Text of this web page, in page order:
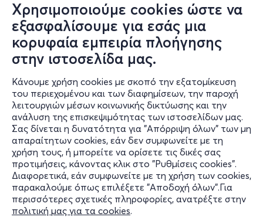
Χρησιμοποιούμε cookies ώστε να
εξασφαλίσουμε για εσάς μια
κορυφαία εμπειρία πλοήγησης
στην ιστοσελίδα μας.
Κάνουμε χρήση cookies με σκοπό την εξατομίκευση
του περιεχομένου και των διαφημίσεων, την παροχή
λειτουργιών μέσων κοινωνικής δικτύωσης και την
ανάλυση της επισκεψιμότητας των ιστοσελίδων μας.
Σας δίνεται η δυνατότητα για "Απόρριψη όλων" των μη
απαραίτητων cookies, εάν δεν συμφωνείτε με τη
χρήση τους, ή μπορείτε να ορίσετε τις δικές σας
προτιμήσεις, κάνοντας κλικ στο "Ρυθμίσεις cookies".
Διαφορετικά, εάν συμφωνείτε με τη χρήση των cookies,
παρακαλούμε όπως επιλέξετε "Αποδοχή όλων".Για
περισσότερες σχετικές πληροφορίες, ανατρέξτε στην
πολιτική μας για τα cookies.